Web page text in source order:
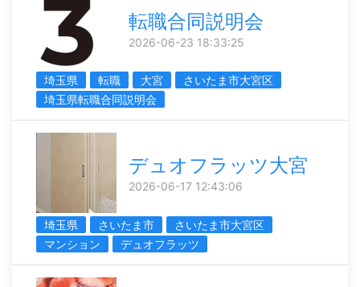
転職合同説明会
2026-06-23 18:33:25
埼玉県 転職 大宮
さいたま市大宮区
埼玉県転職合同説明会
デュオフラッツ大宮
2026-06-17 12:43:06
埼玉県 さいたま市
さいたま市大宮区
マンション
デュオフラッツ